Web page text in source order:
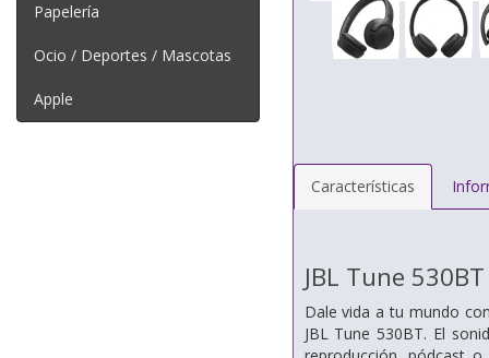
Papelería
Ocio / Deportes / Mascotas
Apple
Características
JBL Tune 530BT
Dale vida a tu mundo
JBL Tune 530BT. El